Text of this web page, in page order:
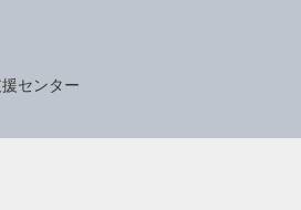
センター